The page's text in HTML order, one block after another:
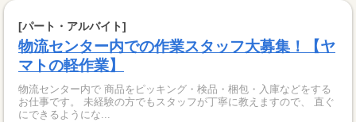
[パート・アルバイト]
物流センター内での作業スタッフ大募集！【ヤ
マトの軽作業】
物流センター内で 商品をピッキング・検品・梱包・入庫などをする
お仕事です。 未経験の方でもスタッフが丁寧に教えますので、 直ぐ
にできるようにな...